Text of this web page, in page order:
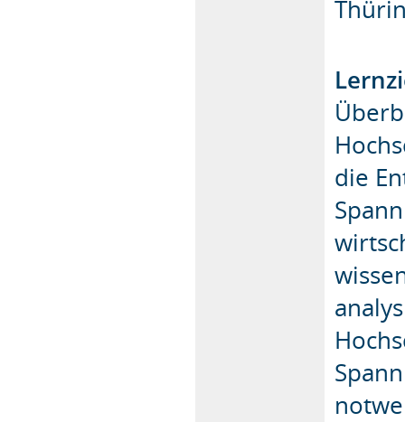
die